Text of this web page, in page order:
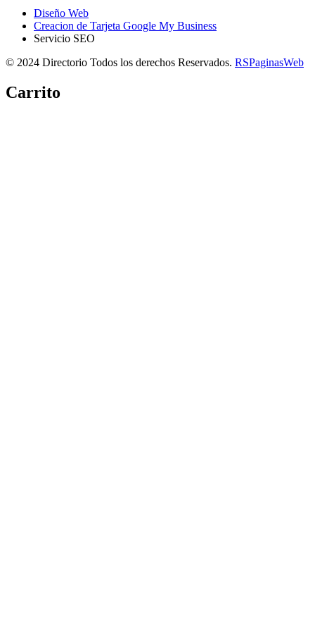
Diseño Web
Creacion de Tarjeta Google My Business
Servicio SEO
© 2024 Directorio Todos los derechos Reservados. RSPaginasWeb
Carrito